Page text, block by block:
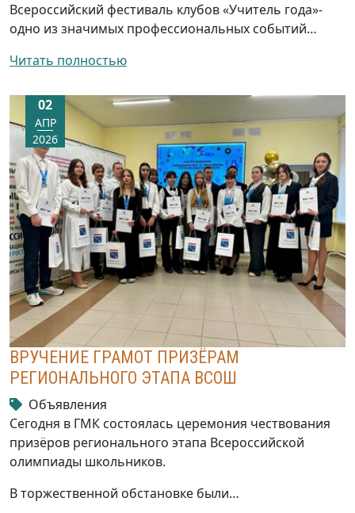
Всероссийский фестиваль клубов «Учитель года»-
одно из значимых профессиональных событий…
Читать полностью
ВРУЧЕНИЕ ГРАМОТ ПРИЗЁРАМ
РЕГИОНАЛЬНОГО ЭТАПА ВСОШ
02
АПР
2026
Объявления
Сегодня в ГМК состоялась церемония чествования
призёров регионального этапа Всероссийской
олимпиады школьников.
В торжественной обстановке были…